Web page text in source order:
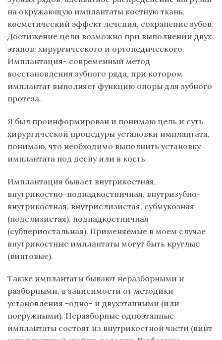
на окружающую имплантаты костную ткань,
косметический эффект лечения, сохранение зубов.
Достижение цели возможно при выполнении двух
этапов: хирургического и ортопедического.
Имплантация- современный метод
восстановления зубного ряда, при котором
имплантат выполняет функцию опоры для зубного
протеза.
Я был проинформирован и понимаю цель и суть
хирургической процедуры установки имплантата,
понимаю, что необходимо выполнить установку
имплантата под десну или в кость.
Имплантация бывает внутрикостная,
внутрикостно-поднадкостничная, внутризубно-
внутрикостная, внутрислизистая, субмукозная
(подслизистая), поднадкостничная
(субпериостальная). Применяемые в моем случае
внутрикостные имплантаты могут быть круглые
(винтовые).
Также имплантаты бывают неразборными и
разборными, в зависимости от методики
установления -одно- и двухэтапными (или
погружными). Неразборные одноэтапные
имплантаты состоят из внутрикостной части (винт